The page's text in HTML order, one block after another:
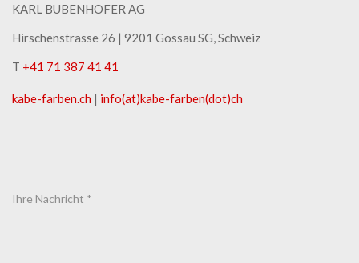
KARL BUBENHOFER AG
Hirschenstrasse 26 | ​9201 Gossau SG, Schweiz
T +41 71 387 41 41
kabe-​farben.ch | info(at)kabe-​farben(dot)ch